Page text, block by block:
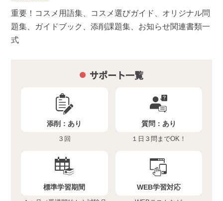
重要！コスメ用語集、コスメ選びガイド、オリジナル問
題集、ガイドブック、添削課題集、お知らせ関連書類一
式
サポート一覧
添削： あり
３回
質問： あり
１日３問までOK！
標準学習期間 WEB学習対応